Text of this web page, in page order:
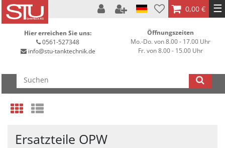
0,00 € ☰
Hier erreichen Sie uns:
0561-527348
info@stu-tanktechnik.de
Öffnungszeiten
Mo.-Do. von 8.00 - 17.00 Uhr
Fr. von 8.00 - 15.00 Uhr
Ersatzteile OPW